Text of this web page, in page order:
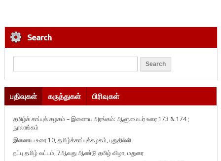
Search
பதிவுகள் கருத்துகள் பிரிவுகள்
தமிழ்க் காப்புக் கழகம் – இணைய அரங்கம்: ஆளுமையர் உரை 173 & 174 ;
நூலரங்கம்
இணைய உரை 10, தமிழ்க்காப்புக்கழகம், புதுதில்லி
நட்பு தமிழ் வட்டம், 7ஆவது ஆண்டு தமிழ் விழா, மதுரை